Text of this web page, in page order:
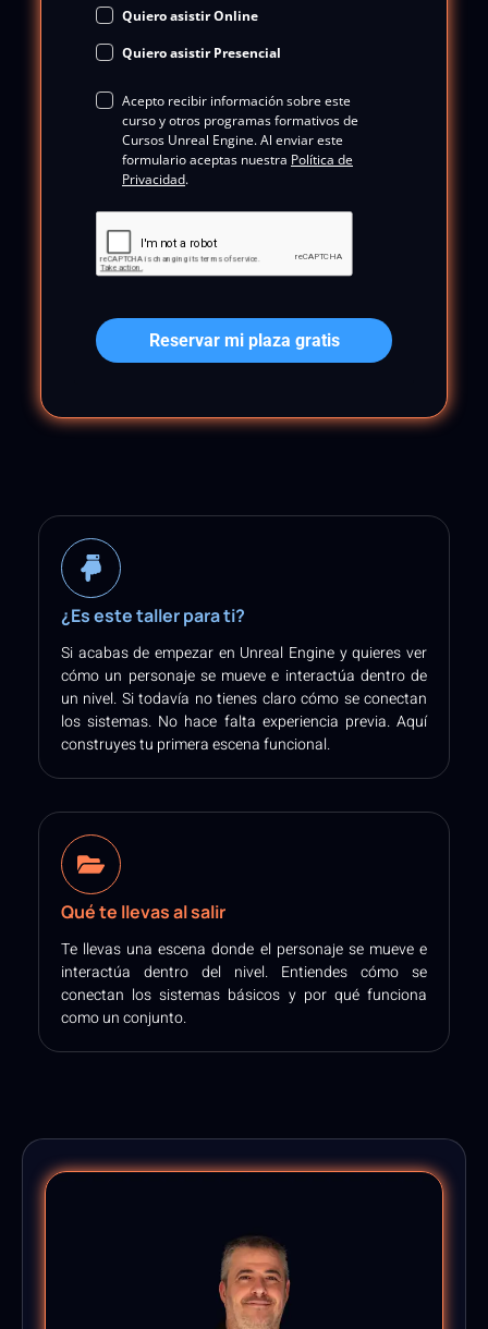
Quiero asistir Online
Quiero asistir Presencial
Acepto recibir información sobre este
curso y otros programas formativos de
Cursos Unreal Engine. Al enviar este
formulario aceptas nuestra Política de
Privacidad.
Reservar mi plaza gratis
¿Es este taller para ti?
Si acabas de empezar en Unreal Engine y quieres ver
cómo un personaje se mueve e interactúa dentro de
un nivel. Si todavía no tienes claro cómo se conectan
los sistemas. No hace falta experiencia previa. Aquí
construyes tu primera escena funcional.
Qué te llevas al salir
Te llevas una escena donde el personaje se mueve e
interactúa dentro del nivel. Entiendes cómo se
conectan los sistemas básicos y por qué funciona
como un conjunto.